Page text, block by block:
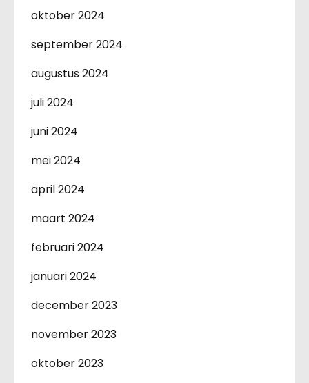
oktober 2024
september 2024
augustus 2024
juli 2024
juni 2024
mei 2024
april 2024
maart 2024
februari 2024
januari 2024
december 2023
november 2023
oktober 2023